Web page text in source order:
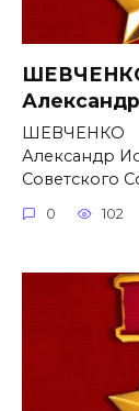
ШЕВЧЕНКО
Александр
Советского
0 102